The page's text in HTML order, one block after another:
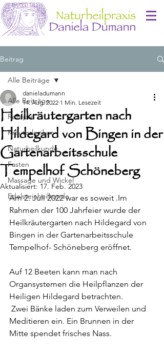
Beitrag
Alle Beiträge
Rezepte
Kräuterlexikon
Naturheilkunde
Fasten
Massage und Wickel
Edelsteinheilkunde
Alle Beiträge
Heilkräutergarten nach
Hildegard von Bingen in der
Gartenarbeitsschule
Tempelhof Schöneberg
danieladumann
14. Aug. 2022 1 Min. Lesezeit
Aktualisiert: 17. Feb. 2023
Am 2. Juli 2022 war es soweit .Im
Rahmen der 100 Jahrfeier wurde der
Heilkräutergarten nach Hildegard von
Bingen in der Gartenarbeitsschule
Tempelhof- Schöneberg eröffnet.
Auf 12 Beeten kann man nach
Organsystemen die Heilpflanzen der
Heiligen Hildegard betrachten.
Meditieren ein. Ein Brunnen in der
Mitte spendet frisches Nass.